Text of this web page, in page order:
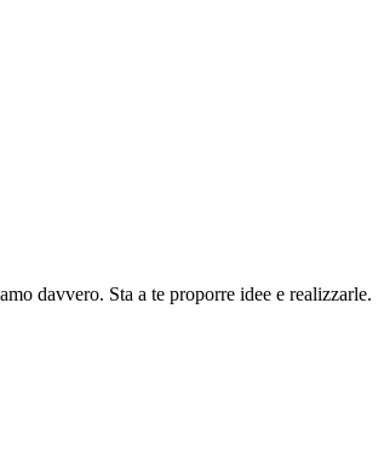
davvero. Sta a te proporre idee e realizzarle.